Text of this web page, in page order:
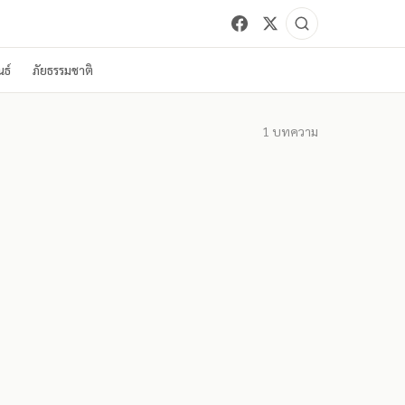
ธ์ ภัยธรรมชาติ
1 บทความ